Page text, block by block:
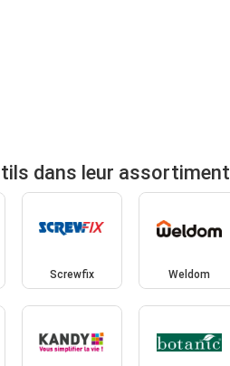
dans leur assortiment
Screwfix Weldom